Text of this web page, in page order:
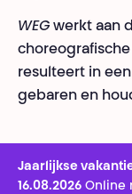
WEG werkt aan
choreografische
resulteert in
gebaren en
Jaarlijkse
16.08.2026 Online